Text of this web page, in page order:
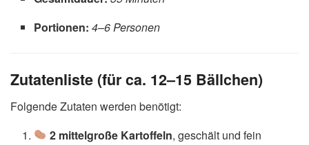
Portionen: 4–6 Personen
Zutatenliste (für ca. 12–15 Bällchen)
Folgende Zutaten werden benötigt:
2 mittelgroße Kartoffeln, geschält und fein